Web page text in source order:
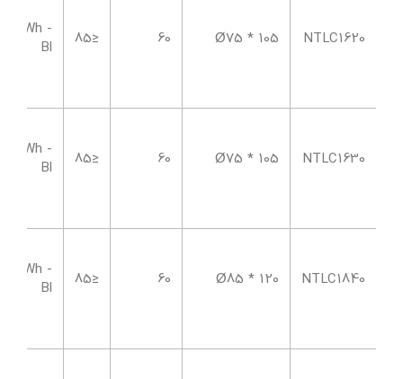
NTLC1620
105 * Ø75
60
≤85
Wh -
Bl
NTLC1630
105 * Ø75
60
≤85
Wh -
Bl
NTLC1840
120 * Ø85
60
≤85
Wh -
Bl